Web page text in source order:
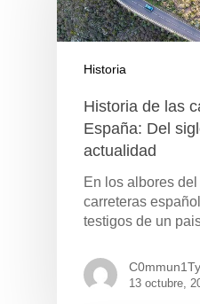
Historia
Historia de las
España: Del
actualidad
En los albores
carreteras
testigos de un
C0mmun1Ty
13 octubre,